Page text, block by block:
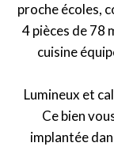
proche écoles,
4 pièces de 78
cuisine
Lumineux et
Ce bien
implantée